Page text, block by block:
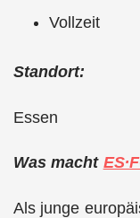
Vollzeit
Standort:
Essen
Was macht
Als junge